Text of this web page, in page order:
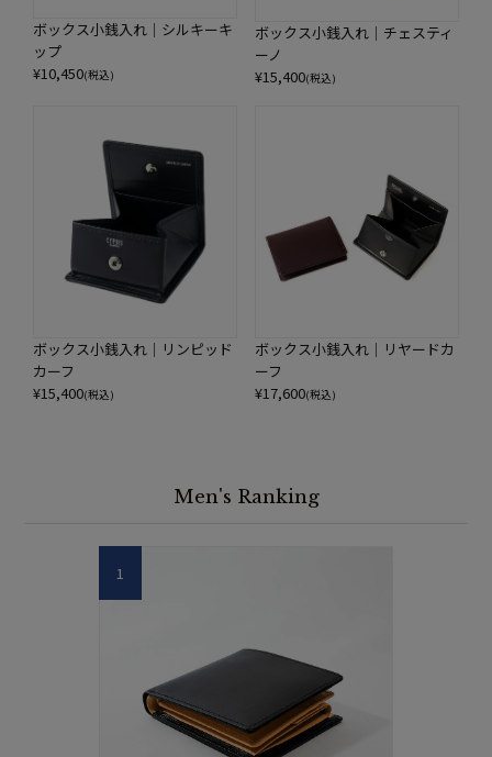
ボックス小銭入れ｜シルキーキ
ップ
¥10,450(税込)
ボックス小銭入れ｜チェスティ
ーノ
¥15,400(税込)
ボックス小銭入れ｜リンピッド
カーフ
¥15,400(税込)
ボックス小銭入れ｜リヤードカ
ーフ
¥17,600(税込)
Men's Ranking
1